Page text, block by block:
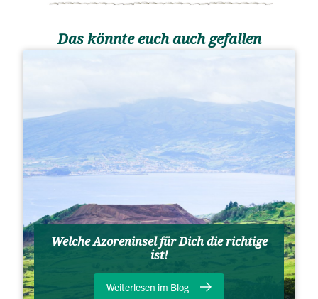
Das könnte euch auch gefallen
Welche Azoreninsel für Dich die richtige
ist!
Weiterlesen im Blog